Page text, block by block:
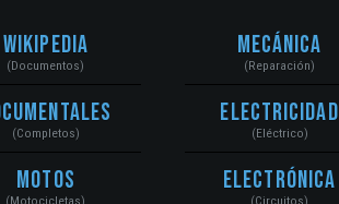
Wikipedia
(Documentos)
(Completos)
Motos
Mecánica
(Reparación)
Electricidad
(Eléctrico)
Electrónica